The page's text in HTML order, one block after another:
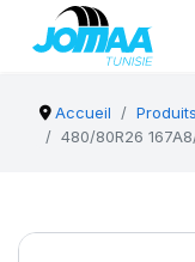
Accueil Produits
480/80R26